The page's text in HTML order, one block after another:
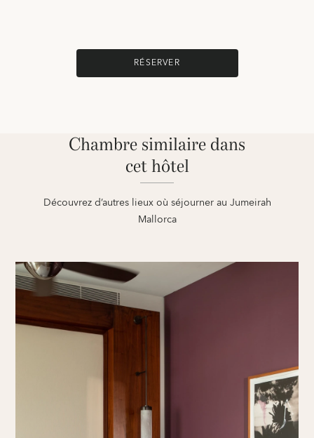
RÉSERVER
Chambre similaire dans
cet hôtel
Découvrez d’autres lieux où séjourner au Jumeirah
Mallorca